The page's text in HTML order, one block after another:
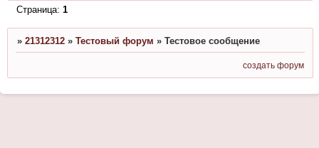
Страница: 1
» 21312312 » Тестовый форум » Тестовое сообщение
создать форум